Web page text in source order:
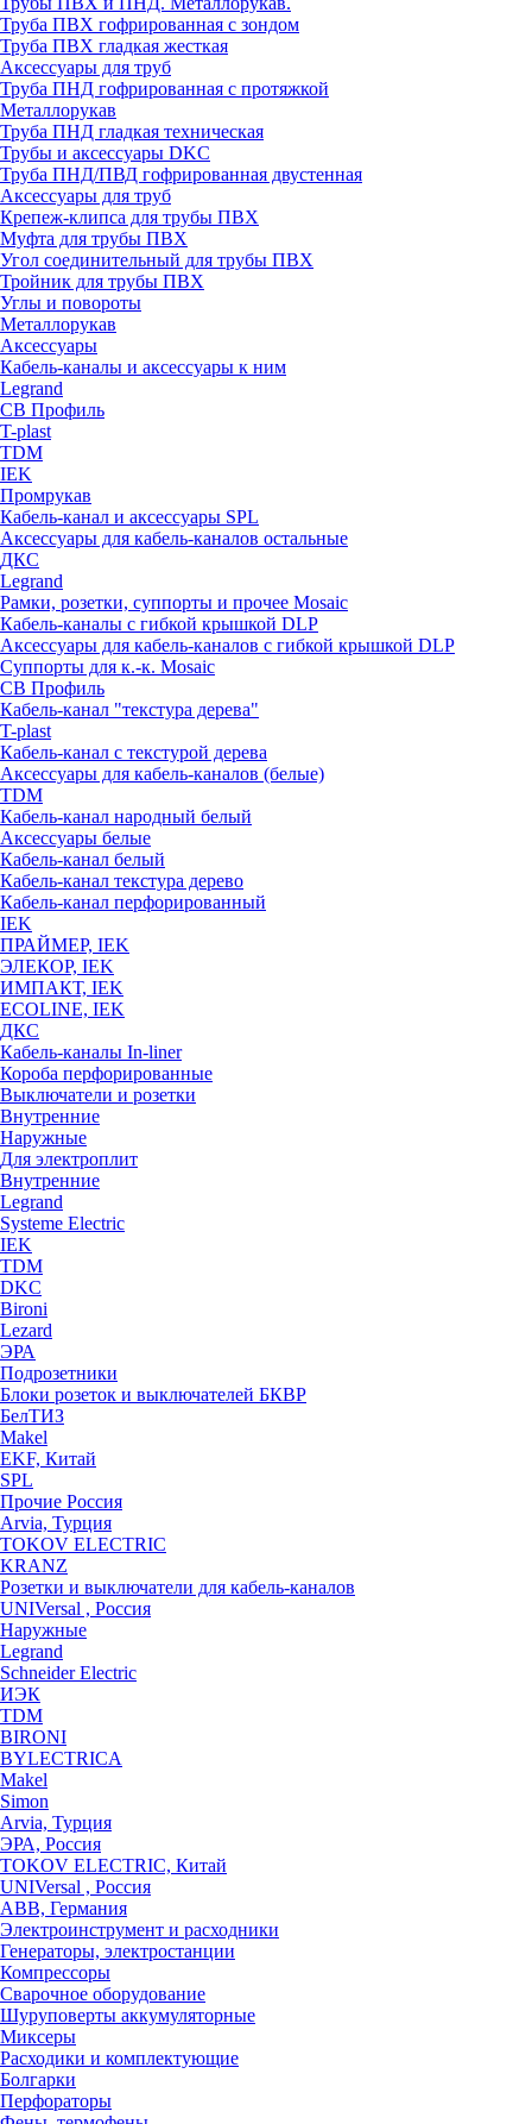
Труба ПВХ гофрированная с зондом
Труба ПВХ гладкая жесткая
Аксессуары для труб
Труба ПНД гофрированная с протяжкой
Металлорукав
Труба ПНД гладкая техническая
Трубы и аксессуары DKC
Труба ПНД/ПВД гофрированная двустенная
Аксессуары для труб
Крепеж-клипса для трубы ПВХ
Муфта для трубы ПВХ
Угол соединительный для трубы ПВХ
Тройник для трубы ПВХ
Углы и повороты
Металлорукав
Аксессуары
Кабель-каналы и аксессуары к ним
Legrand
СВ Профиль
T-plast
TDM
IEK
Промрукав
Кабель-канал и аксессуары SPL
Аксессуары для кабель-каналов остальные
ДКС
Legrand
Рамки, розетки, суппорты и прочее Mosaic
Кабель-каналы с гибкой крышкой DLP
Аксессуары для кабель-каналов с гибкой крышкой DLP
Суппорты для к.-к. Mosaic
СВ Профиль
Кабель-канал "текстура дерева"
T-plast
Кабель-канал с текстурой дерева
Аксессуары для кабель-каналов (белые)
TDM
Кабель-канал народный белый
Аксессуары белые
Кабель-канал белый
Кабель-канал текстура дерево
Кабель-канал перфорированный
IEK
ПРАЙМЕР, IEK
ЭЛЕКОР, IEK
ИМПАКТ, IEK
ECOLINE, IEK
ДКС
Кабель-каналы In-liner
Короба перфорированные
Выключатели и розетки
Внутренние
Наружные
Для электроплит
Внутренние
Legrand
Systeme Electric
IEK
TDM
DKC
Bironi
Lezard
ЭРА
Подрозетники
Блоки розеток и выключателей БКВР
БелТИЗ
Makel
EKF, Китай
SPL
Прочие Россия
Arvia, Турция
TOKOV ELECTRIC
KRANZ
Розетки и выключатели для кабель-каналов
UNIVersal , Россия
Наружные
Legrand
Schneider Electric
ИЭК
TDM
BIRONI
BYLECTRICA
Makel
Simon
Arvia, Турция
ЭРА, Россия
TOKOV ELECTRIC, Китай
UNIVersal , Россия
ABB, Германия
Электроинструмент и расходники
Генераторы, электростанции
Компрессоры
Сварочное оборудование
Шуруповерты аккумуляторные
Миксеры
Расходики и комплектующие
Болгарки
Перфораторы